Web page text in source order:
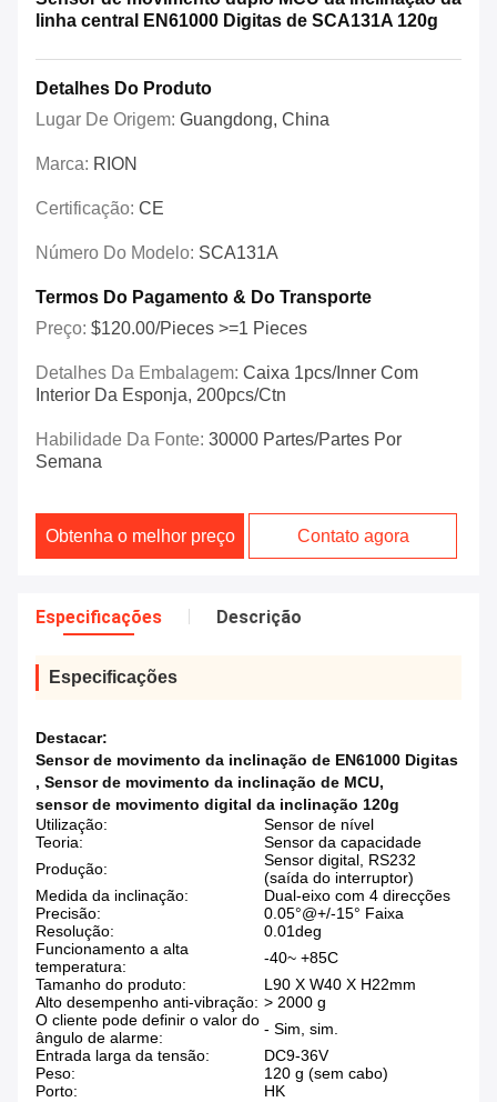
linha central EN61000 Digitas de SCA131A 120g
Detalhes Do Produto
Lugar De Origem: Guangdong, China
Marca: RION
Certificação: CE
Número Do Modelo: SCA131A
Termos Do Pagamento & Do Transporte
Preço: $120.00/Pieces >=1 Pieces
Detalhes Da Embalagem: Caixa 1pcs/inner Com
Interior Da Esponja, 200pcs/ctn
Habilidade Da Fonte: 30000 Partes/partes Por
Semana
Obtenha o melhor preço Contato agora
Especificações Descrição
Especificações
Destacar:
Sensor de movimento da inclinação de EN61000 Digitas
, Sensor de movimento da inclinação de MCU,
sensor de movimento digital da inclinação 120g
Utilização:
Sensor de nível
Teoria:
Sensor da capacidade
Produção:
Sensor digital, RS232
(saída do interruptor)
Medida da inclinação:
Dual-eixo com 4 direcções
Precisão:
0.05°@+/-15° Faixa
Resolução:
0.01deg
Funcionamento a alta
temperatura:
-40~ +85C
Tamanho do produto:
L90 X W40 X H22mm
Alto desempenho anti-vibração: > 2000 g
O cliente pode definir o valor do
ângulo de alarme:
- Sim, sim.
Entrada larga da tensão:
DC9-36V
Peso:
120 g (sem cabo)
Porto:
HK